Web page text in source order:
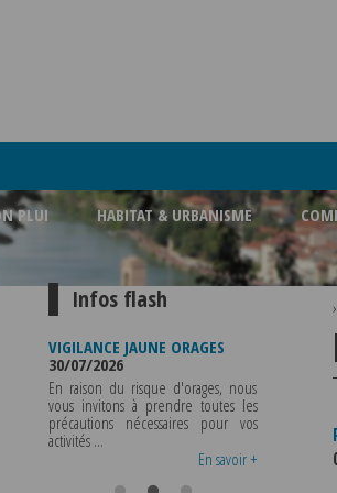
PLUI HABITAT & URBANISME
Infos flash
VIGILANCE JAUNE ORAGES
30/07/2026
En raison du risque d'orages, nous
vous invitons à prendre toutes les
précautions nécessaires pour vos
activités ...
En savoir +
VIGILANCE
29/07/2026
Météo-
département
métropole de
vigilance jaune ...
›